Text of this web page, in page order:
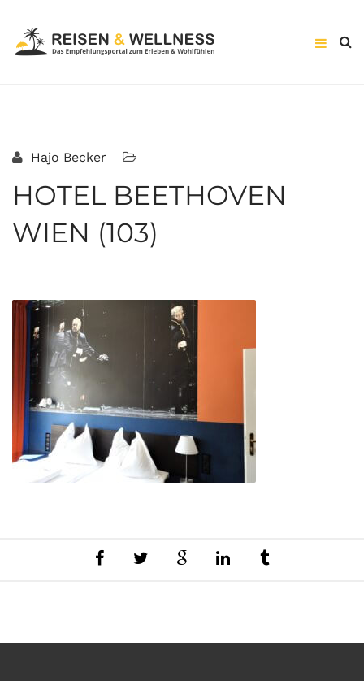
Hajo Becker
HOTEL BEETHOVEN
WIEN (103)